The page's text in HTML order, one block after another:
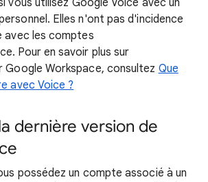
vous utilisez Google Voice avec un
Elles n'ont pas d'incidence
avec les comptes
Pour en savoir plus sur
Google Workspace, consultez Que
avec Voice ?
dernière version de
possédez un compte associé à un